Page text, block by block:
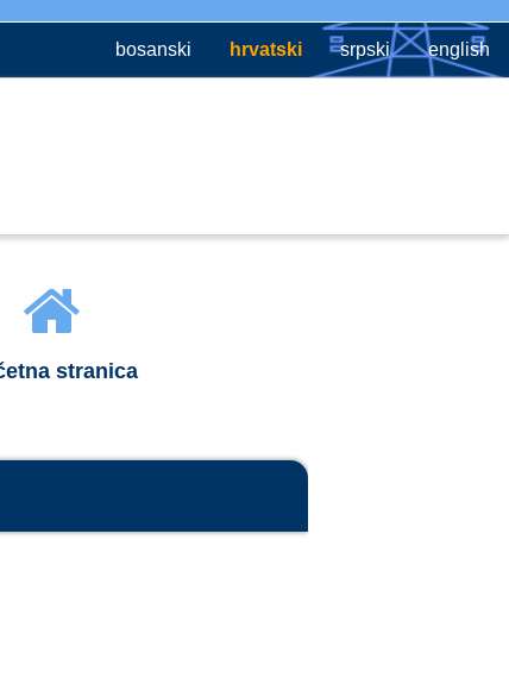
english
srpski
hrvatski
bosanski
stranica